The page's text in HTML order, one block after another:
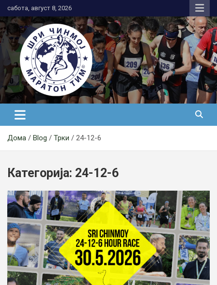
to
content
сабота, август 8, 2026
АК Шри Чинмој – Шри Чинмој
Маратон Тим®
Дома Blog Трки 24-12-6
Категорија: 24-12-6